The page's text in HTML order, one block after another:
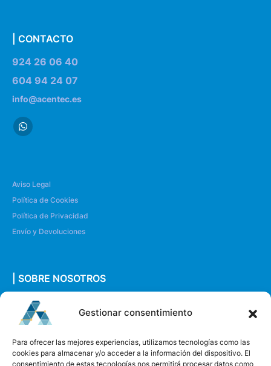
Gestionar consentimiento
Para ofrecer las mejores experiencias, utilizamos tecnologías como las
cookies para almacenar y/o acceder a la información del dispositivo. El
consentimiento de estas tecnologías nos permitirá procesar datos como
| CONTACTO
924 26 06 40
604 94 24 07
info@acentec.es
Aviso Legal
Política de Cookies
Política de Privacidad
Envío y Devoluciones
| SOBRE NOSOTROS
Quiénes somos
Envíanos un mensaje